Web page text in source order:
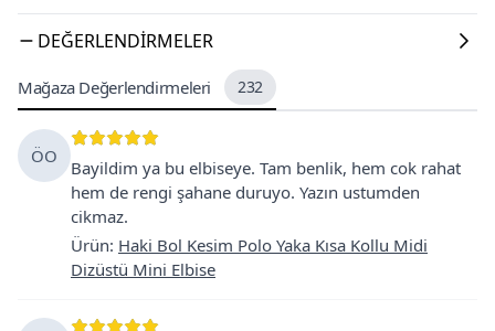
DEĞERLENDIRMELER
Mağaza Değerlendirmeleri 232
ÖO
Bayildim ya bu elbiseye. Tam benlik, hem cok rahat
hem de rengi şahane duruyo. Yazın ustumden
cikmaz.
Ürün: Haki Bol Kesim Polo Yaka Kısa Kollu Midi
Dizüstü Mini Elbise